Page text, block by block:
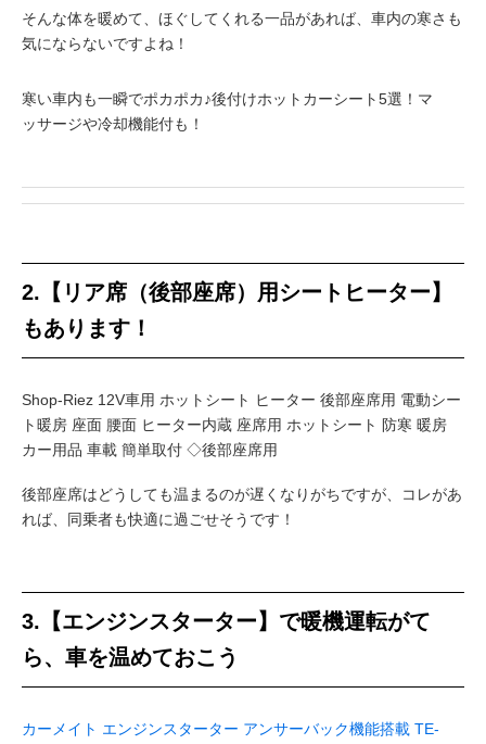
そんな体を暖めて、ほぐしてくれる一品があれば、車内の寒さも
気にならないですよね！
寒い車内も一瞬でポカポカ♪後付けホットカーシート5選！マ
ッサージや冷却機能付も！
2.【リア席（後部座席）用シートヒーター】
もあります！
Shop-Riez 12V車用 ホットシート ヒーター 後部座席用 電動シー
ト暖房 座面 腰面 ヒーター内蔵 座席用 ホットシート 防寒 暖房
カー用品 車載 簡単取付 ◇後部座席用
後部座席はどうしても温まるのが遅くなりがちですが、コレがあ
れば、同乗者も快適に過ごせそうです！
3.【エンジンスターター】で暖機運転がて
ら、車を温めておこう
カーメイト エンジンスターター アンサーバック機能搭載 TE-